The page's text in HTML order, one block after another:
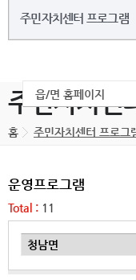
주민자치센터 프로그램
읍/면 홈페이지
주민자치센
홈 주민자치센터 프로그
운영프로그램
Total : 11